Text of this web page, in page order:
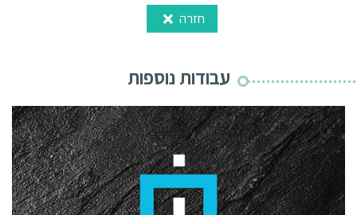
חזרה
עבודות נוספות